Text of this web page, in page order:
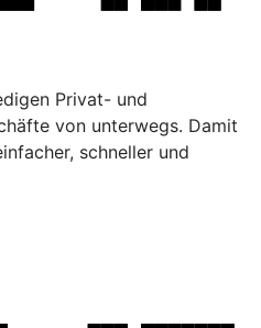
Privat- und
von unterwegs. Damit
schneller und